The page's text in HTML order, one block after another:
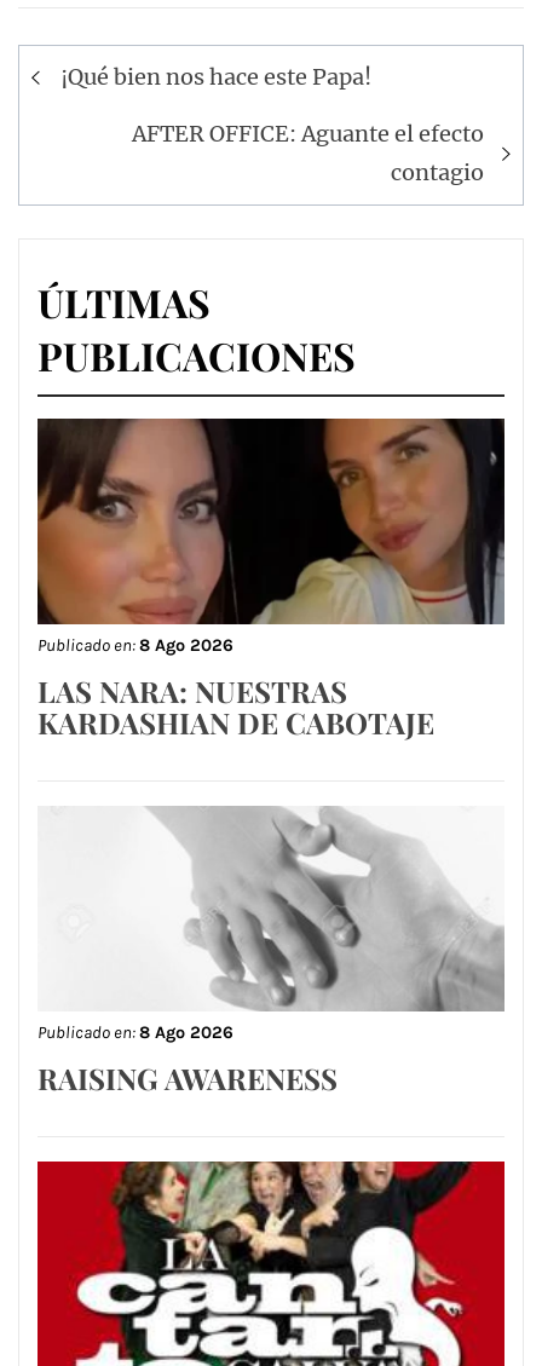
Navegación
entradas
¡Qué bien nos hace este Papa!
AFTER OFFICE: Aguante el efecto
contagio
ÚLTIMAS
PUBLICACIONES
Publicado en:8 Ago 2026
LAS NARA: NUESTRAS
KARDASHIAN DE CABOTAJE
Publicado en:8 Ago 2026
RAISING AWARENESS